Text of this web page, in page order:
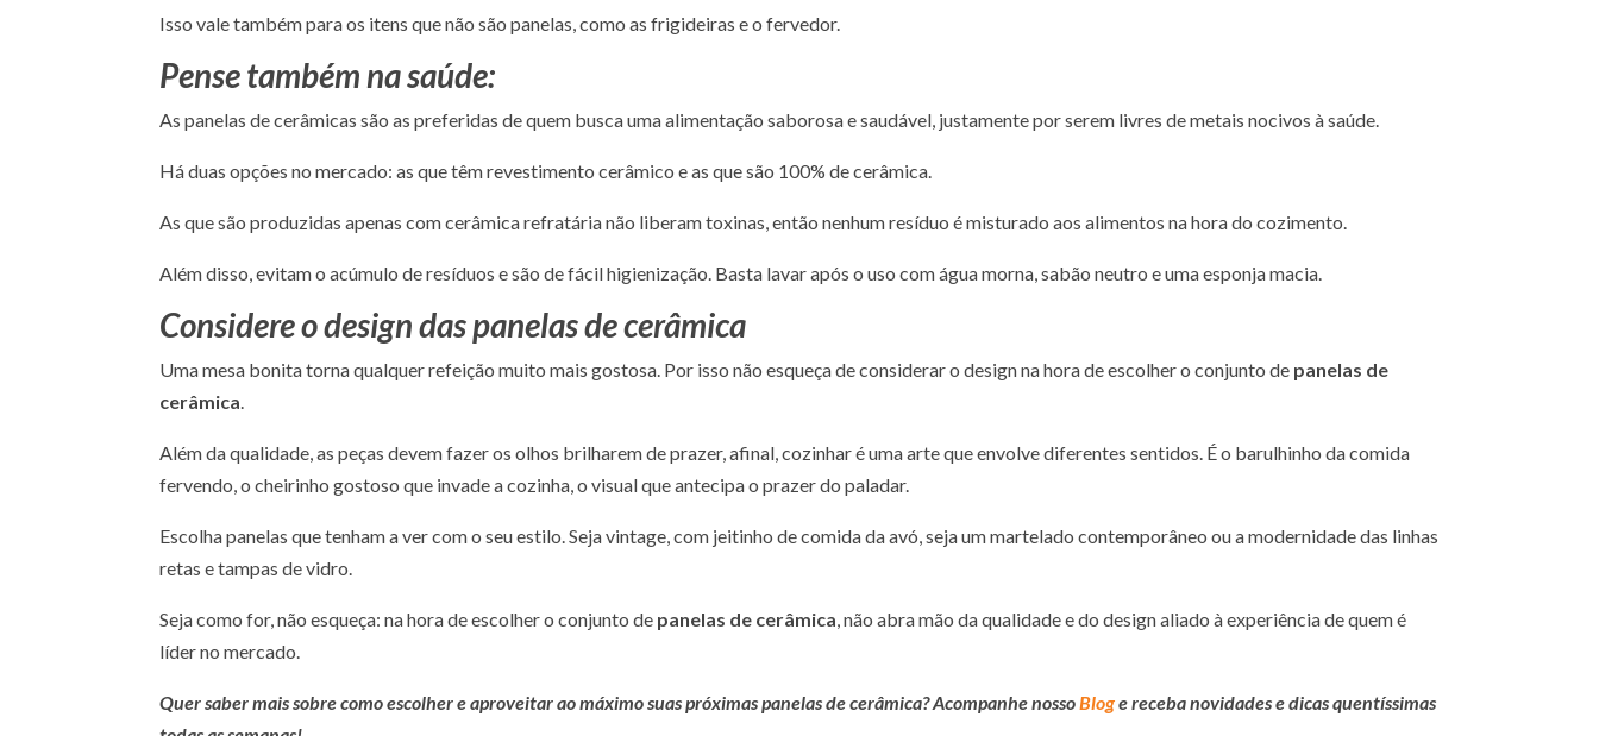
Isso vale também para os itens que não são panelas, como as frigideiras e o fervedor.
Pense também na saúde:
As panelas de cerâmicas são as preferidas de quem busca uma alimentação saborosa e saudável, justamente por serem livres de metais nocivos à saúde.
Há duas opções no mercado: as que têm revestimento cerâmico e as que são 100% de cerâmica.
As que são produzidas apenas com cerâmica refratária não liberam toxinas, então nenhum resíduo é misturado aos alimentos na hora do cozimento.
Além disso, evitam o acúmulo de resíduos e são de fácil higienização. Basta lavar após o uso com água morna, sabão neutro e uma esponja macia.
Considere o design das panelas de cerâmica
Uma mesa bonita torna qualquer refeição muito mais gostosa. Por isso não esqueça de considerar o design na hora de escolher o conjunto de panelas de
cerâmica
Além da qualidade, as peças devem fazer os olhos brilharem de prazer, afinal, cozinhar é uma arte que envolve diferentes sentidos. É o barulhinho da comida
fervendo, o cheirinho gostoso que invade a cozinha, o visual que antecipa o prazer do paladar.
Escolha panelas que tenham a ver com o seu estilo. Seja vintage, com jeitinho de comida da avó, seja um martelado contemporâneo ou a modernidade das linhas
retas e tampas de vidro.
Seja como for, não esqueça: na hora de escolher o conjunto de panelas de cerâmica , não abra mão da qualidade e do design aliado à experiência de quem é
líder no mercado.
Quer saber mais sobre como escolher e aproveitar ao máximo suas próximas panelas de cerâmica? Acompanhe nossoBloge receba novidades e dicas quentíssimas